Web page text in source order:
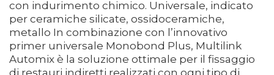
con indurimento chimico. Universale, indicato
per ceramiche silicate, ossidoceramiche,
metallo In combinazione con l’innovativo
primer universale Monobond Plus, Multilink
Automix è la soluzione ottimale per il fissaggio